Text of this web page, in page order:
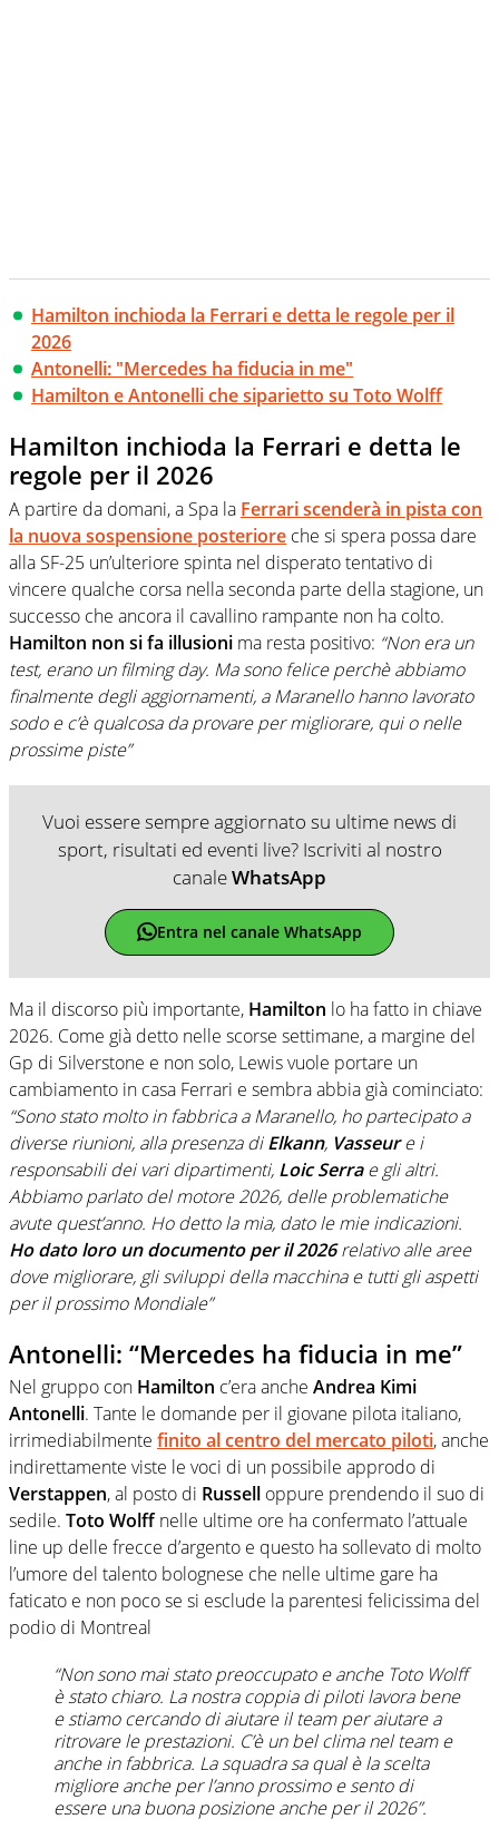
Hamilton inchioda la Ferrari e detta le regole per il
2026
Antonelli: "Mercedes ha fiducia in me"
Hamilton e Antonelli che siparietto su Toto Wolff
Hamilton inchioda la Ferrari e detta le
regole per il 2026
A partire da domani, a Spa la Ferrari scenderà in pista con
la nuova sospensione posteriore che si spera possa dare
alla SF-25 un’ulteriore spinta nel disperato tentativo di
vincere qualche corsa nella seconda parte della stagione, un
successo che ancora il cavallino rampante non ha colto.
Hamilton non si fa illusioni ma resta positivo: “Non era un
test, erano un filming day. Ma sono felice perchè abbiamo
finalmente degli aggiornamenti, a Maranello hanno lavorato
sodo e c’è qualcosa da provare per migliorare, qui o nelle
prossime piste”
Vuoi essere sempre aggiornato su ultime news di
sport, risultati ed eventi live? Iscriviti al nostro
canaleWhatsApp
Entra nel canale WhatsApp
Ma il discorso più importante, Hamilton lo ha fatto in chiave
2026. Come già detto nelle scorse settimane, a margine del
Gp di Silverstone e non solo, Lewis vuole portare un
cambiamento in casa Ferrari e sembra abbia già cominciato:
“Sono stato molto in fabbrica a Maranello, ho partecipato a
diverse riunioni, alla presenza diElkann, Vasseure i
responsabili dei vari dipartimenti, Loic Serrae gli altri.
Abbiamo parlato del motore 2026, delle problematiche
avute quest’anno. Ho detto la mia, dato le mie indicazioni.
Ho dato loro un documento per il 2026relativo alle aree
dove migliorare, gli sviluppi della macchina e tutti gli aspetti
per il prossimo Mondiale”
Antonelli: “Mercedes ha fiducia in me”
Nel gruppo con Hamilton c’era anche Andrea Kimi
Antonelli. Tante le domande per il giovane pilota italiano,
irrimediabilmente finito al centro del mercato piloti, anche
indirettamente viste le voci di un possibile approdo di
Verstappen, al posto di Russell oppure prendendo il suo di
sedile. Toto Wolffnelle ultime ore ha confermato l’attuale
line up delle frecce d’argento e questo ha sollevato di molto
l’umore del talento bolognese che nelle ultime gare ha
faticato e non poco se si esclude la parentesi felicissima del
podio di Montreal
“Non sono mai stato preoccupato e anche Toto Wolff
è stato chiaro. La nostra coppia di piloti lavora bene
e stiamo cercando di aiutare il team per aiutare a
ritrovare le prestazioni. C’è un bel clima nel team e
anche in fabbrica. La squadra sa qual è la scelta
migliore anche per l’anno prossimo e sento di
essere una buona posizione anche per il 2026”.